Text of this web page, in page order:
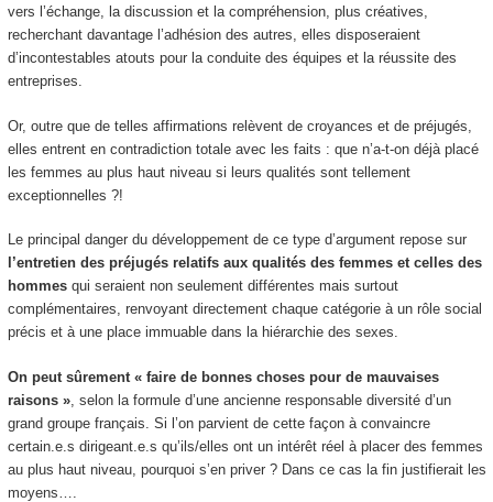
vers l’échange, la discussion et la compréhension, plus créatives,
recherchant davantage l’adhésion des autres, elles disposeraient
d’incontestables atouts pour la conduite des équipes et la réussite des
entreprises.
Or, outre que de telles affirmations relèvent de croyances et de préjugés,
elles entrent en contradiction totale avec les faits : que n’a-t-on déjà placé
les femmes au plus haut niveau si leurs qualités sont tellement
exceptionnelles ?!
Le principal danger du développement de ce type d’argument repose sur
l’entretien des préjugés relatifs aux qualités des femmes et celles des
hommes qui seraient non seulement différentes mais surtout
complémentaires, renvoyant directement chaque catégorie à un rôle social
précis et à une place immuable dans la hiérarchie des sexes.
On peut sûrement « faire de bonnes choses pour de mauvaises
raisons », selon la formule d’une ancienne responsable diversité d’un
grand groupe français. Si l’on parvient de cette façon à convaincre
certain.e.s dirigeant.e.s qu’ils/elles ont un intérêt réel à placer des femmes
au plus haut niveau, pourquoi s’en priver ? Dans ce cas la fin justifierait les
moyens….